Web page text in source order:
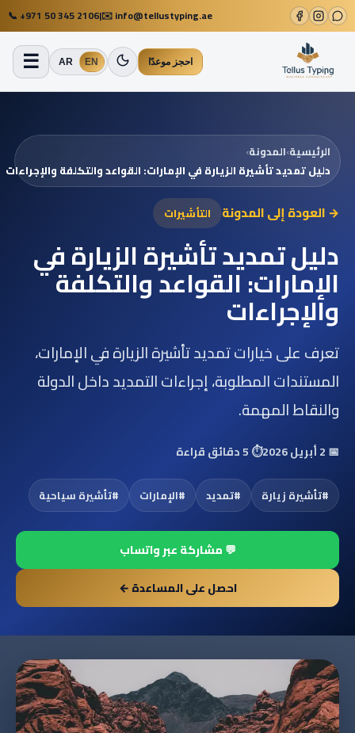
📞 +971 50 345 2106|✉️info@tellustyping.ae
احجز موعدًا EN
AR
☰
الرئيسية›المدونة›
دليل تمديد تأشيرة الزيارة في الإمارات: القواعد والتكلفة والإجراءات
→ العودة إلى المدونة التأشيرات
دليل تمديد تأشيرة الزيارة في
الإمارات: القواعد والتكلفة
والإجراءات
تعرف على خيارات تمديد تأشيرة الزيارة في الإمارات،
المستندات المطلوبة، إجراءات التمديد داخل الدولة
والنقاط المهمة.
📅2 أبريل 2026 ⏱️5 دقائق قراءة
#تأشيرة زيارة #تمديد #الإمارات #تأشيرة سياحية
💬 مشاركة عبر واتساب
احصل على المساعدة ←